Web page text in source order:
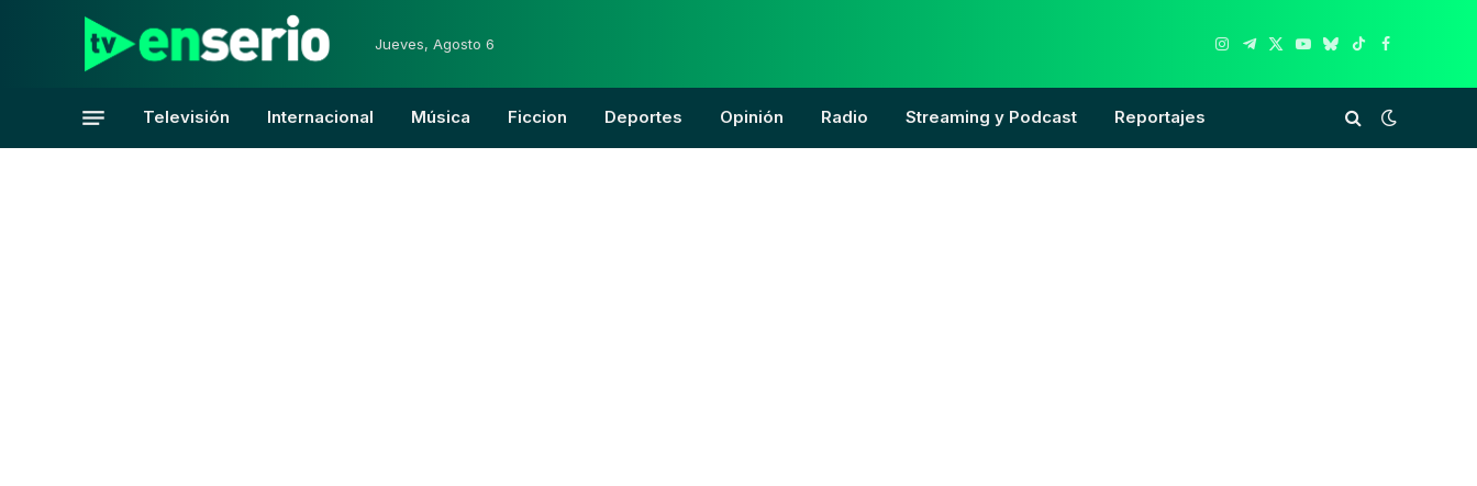
Jueves, Agosto 6
Instagram
Telegram
X
YouTube
Bluesky
TikTokFacebook
Televisión Internacional Música Ficcion Deportes Opinión Radio Streaming y Podcast Reportajes